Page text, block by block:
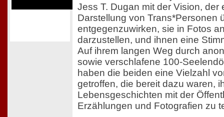
Jess T. Dugan mit der Vision, der
Darstellung von Trans*Personen
entgegenzuwirken, sie in Fotos
darzustellen, und ihnen eine
Auf ihrem langen Weg durch
sowie verschlafene 100-
haben die beiden eine Vielzahl
getroffen, die bereit dazu waren,
Lebensgeschichten mit der
Erzählungen und Fotografien zu